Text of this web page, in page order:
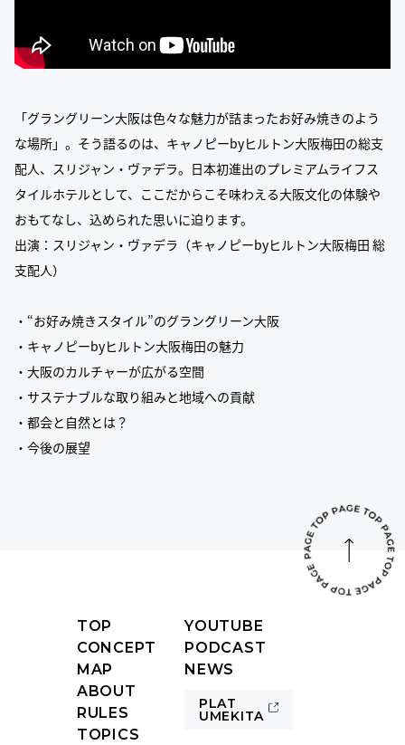
「グラングリーン大阪は色々な魅力が詰まったお好み焼きのよう
な場所」。そう語るのは、キャノピーbyヒルトン大阪梅田の総支
配人、スリジャン・ヴァデラ。日本初進出のプレミアムライフス
タイルホテルとして、ここだからこそ味わえる大阪文化の体験や
おもてなし、込められた思いに迫ります。
出演：スリジャン・ヴァデラ（キャノピーbyヒルトン大阪梅田 総
支配人）
・“お好み焼きスタイル”のグラングリーン大阪
・キャノピーbyヒルトン大阪梅田の魅力
・大阪のカルチャーが広がる空間
・サステナブルな取り組みと地域への貢献
・都会と自然とは？
・今後の展望
TOP
CONCEPT
MAP
ABOUT
RULES
TOPICS
YOUTUBE
PODCAST
NEWS
PLAT
UMEKITA